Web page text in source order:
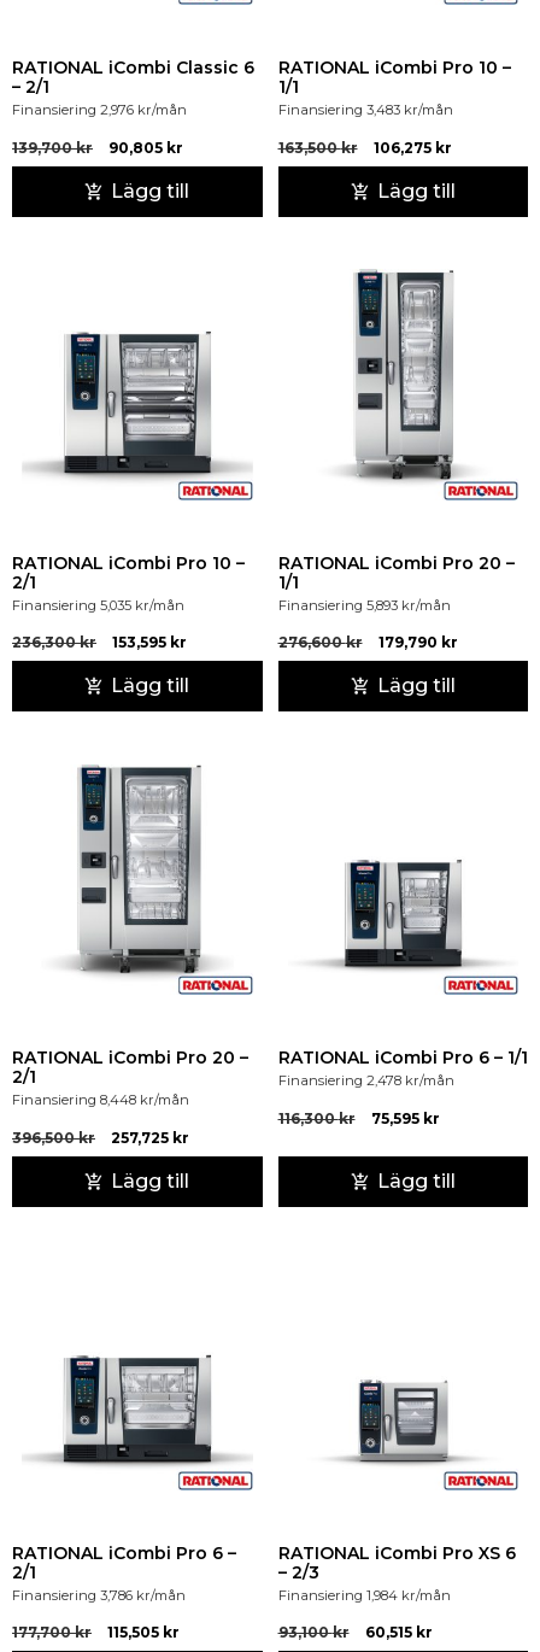
RATIONAL iCombi Classic 6
– 2/1
Finansiering 2,976 kr/mån
139,700kr 90,805 kr
Lägg till
RATIONAL iCombi Pro 10 –
1/1
Finansiering 3,483 kr/mån
163,500kr 106,275 kr
Lägg till
RATIONAL iCombi Pro 10 –
2/1
Finansiering 5,035 kr/mån
236,300kr 153,595 kr
Lägg till
RATIONAL iCombi Pro 20 –
1/1
Finansiering 5,893 kr/mån
276,600kr 179,790 kr
Lägg till
RATIONAL iCombi Pro 20 –
2/1
Finansiering 8,448 kr/mån
396,500kr 257,725 kr
Lägg till
RATIONAL iCombi Pro 6 – 1/1
Finansiering 2,478 kr/mån
116,300kr 75,595 kr
Lägg till
RATIONAL iCombi Pro 6 –
2/1
Finansiering 3,786 kr/mån
177,700kr 115,505 kr
RATIONAL iCombi Pro XS 6
– 2/3
Finansiering 1,984 kr/mån
93,100kr 60,515 kr